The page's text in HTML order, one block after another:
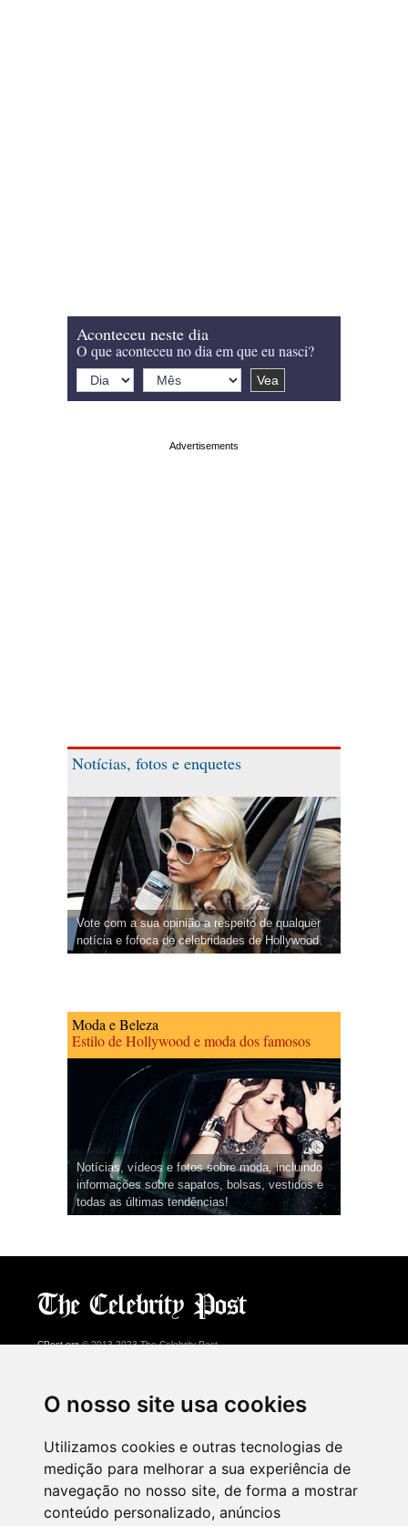
O nosso site usa cookies
Utilizamos cookies e outras tecnologias de
medição para melhorar a sua experiência de
navegação no nosso site, de forma a mostrar
conteúdo personalizado, anúncios
Aconteceu neste dia
O que aconteceu no dia em que eu nasci?
Notícias, fotos e enquetes
Vote com a sua opinião a respeito de qualquer
notícia e fofoca de celebridades de Hollywood.
Moda e Beleza
Estilo de Hollywood e moda dos famosos
Notícias, vídeos e fotos sobre moda, incluindo
informações sobre sapatos, bolsas, vestidos e
todas as últimas tendências!
CPost.org© 2013-2023 The Celebrity Post.
About Us
Advertising
Contact Us